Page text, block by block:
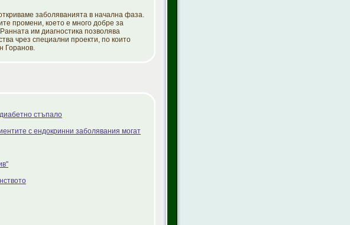
заболяванията в начална фаза.
промени, което е много добре за
им диагностика позволява
чрез специални проекти, по които
Горанов.
стъпало
с ендокринни заболявания могат